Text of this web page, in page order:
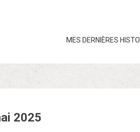
MES DERNIÈRES
2025